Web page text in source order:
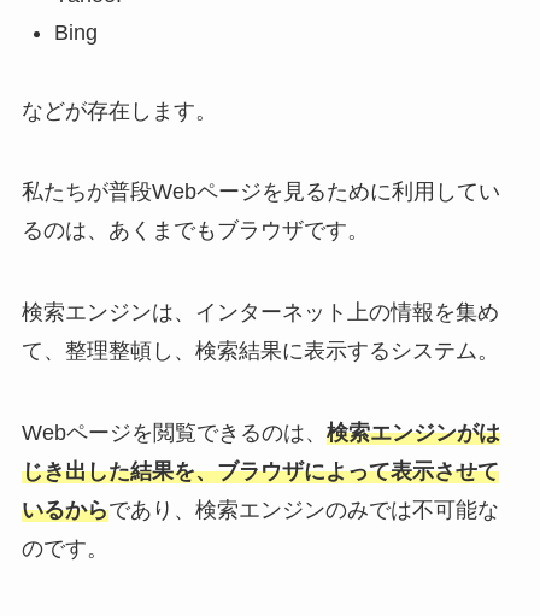
Bing
などが存在します。
私たちが普段Webページを見るために利用してい
るのは、あくまでもブラウザです。
検索エンジンは、インターネット上の情報を集め
て、整理整頓し、検索結果に表示するシステム。
Webページを閲覧できるのは、 検索エンジンがは
じき出した結果を、ブラウザによって表示させて
いるからであり、検索エンジンのみでは不可能な
のです。